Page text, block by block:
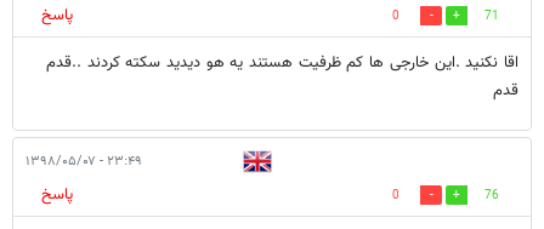
71
0
پاسخ
اقا نکنید .این خارجی ها کم ظرفیت هستند یه هو دیدید سکته کردند ..قدم
قدم
۲۳:۴۹ - ۱۳۹۸/۰۵/۰۷
76
0
پاسخ